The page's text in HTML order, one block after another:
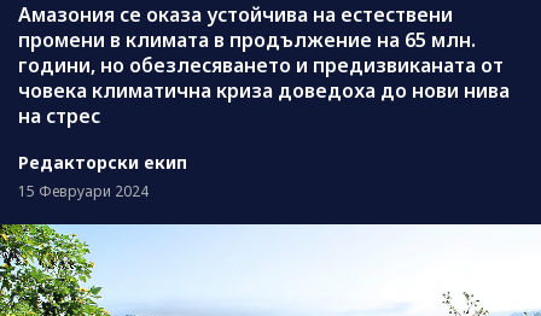
Амазония се оказа устойчива на естествени
промени в климата в продължение на 65 млн.
години, но обезлесяването и предизвиканата от
човека климатична криза доведоха до нови нива
на стрес
Редакторски екип
15 Февруари 2024